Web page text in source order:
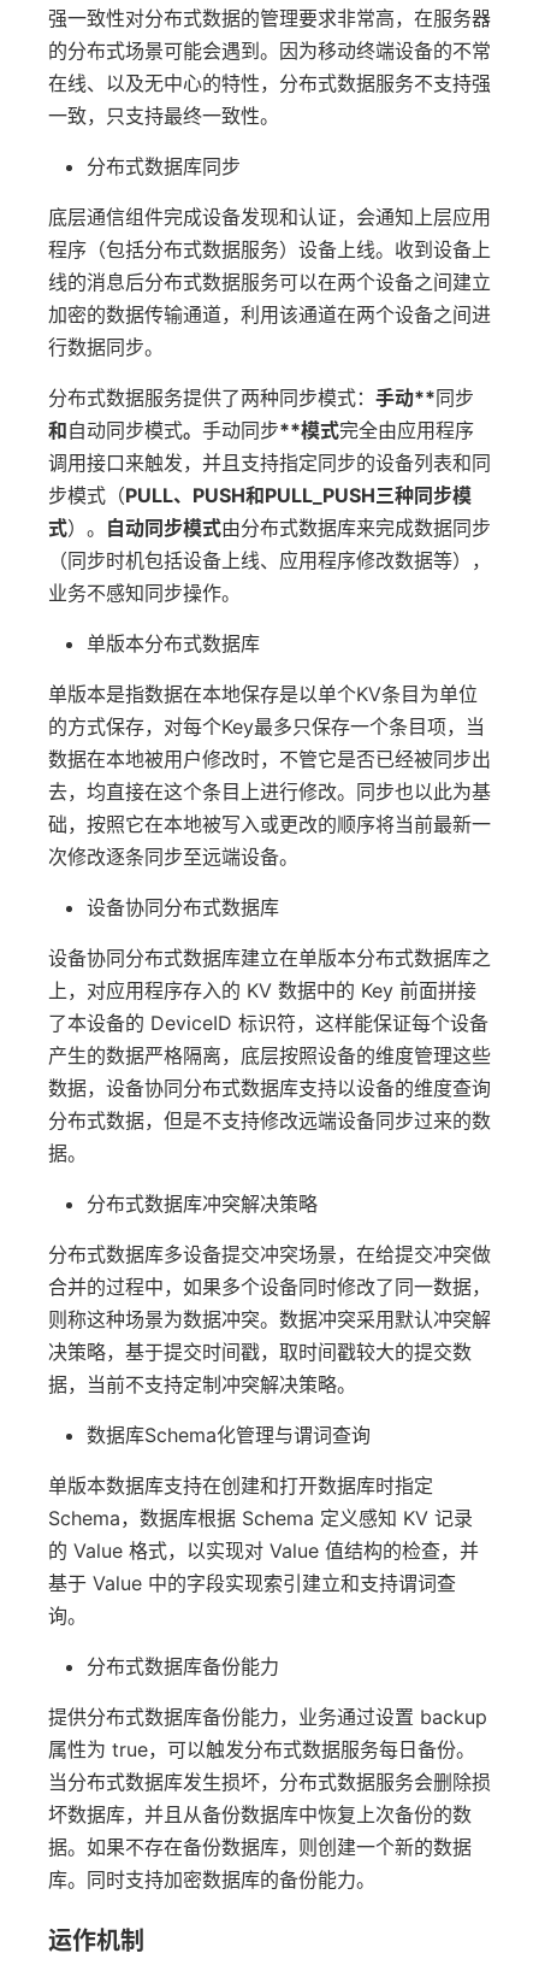
强一致性对分布式数据的管理要求非常高，在服务器
的分布式场景可能会遇到。因为移动终端设备的不常
在线、以及无中心的特性，分布式数据服务不支持强
一致，只支持最终一致性。
分布式数据库同步
底层通信组件完成设备发现和认证，会通知上层应用
程序（包括分布式数据服务）设备上线。收到设备上
线的消息后分布式数据服务可以在两个设备之间建立
加密的数据传输通道，利用该通道在两个设备之间进
行数据同步。
分布式数据服务提供了两种同步模式： 手动**同步
和自动同步模式。 手动同步**模式完全由应用程序
调用接口来触发，并且支持指定同步的设备列表和同
步模式（PULL、PUSH和PULL_PUSH三种同步模
式）。 自动同步模式由分布式数据库来完成数据同步
（同步时机包括设备上线、应用程序修改数据等），
业务不感知同步操作。
单版本分布式数据库
单版本是指数据在本地保存是以单个KV条目为单位
的方式保存，对每个Key最多只保存一个条目项，当
数据在本地被用户修改时，不管它是否已经被同步出
去，均直接在这个条目上进行修改。同步也以此为基
础，按照它在本地被写入或更改的顺序将当前最新一
次修改逐条同步至远端设备。
设备协同分布式数据库
设备协同分布式数据库建立在单版本分布式数据库之
上，对应用程序存入的 KV 数据中的 Key 前面拼接
了本设备的 DeviceID 标识符，这样能保证每个设备
产生的数据严格隔离，底层按照设备的维度管理这些
数据，设备协同分布式数据库支持以设备的维度查询
分布式数据，但是不支持修改远端设备同步过来的数
据。
分布式数据库冲突解决策略
分布式数据库多设备提交冲突场景，在给提交冲突做
合并的过程中，如果多个设备同时修改了同一数据，
则称这种场景为数据冲突。数据冲突采用默认冲突解
决策略，基于提交时间戳，取时间戳较大的提交数
据，当前不支持定制冲突解决策略。
数据库Schema化管理与谓词查询
单版本数据库支持在创建和打开数据库时指定
Schema，数据库根据 Schema 定义感知 KV 记录
的 Value 格式，以实现对 Value 值结构的检查，并
基于 Value 中的字段实现索引建立和支持谓词查
询。
分布式数据库备份能力
提供分布式数据库备份能力，业务通过设置 backup
属性为 true，可以触发分布式数据服务每日备份。
当分布式数据库发生损坏，分布式数据服务会删除损
坏数据库，并且从备份数据库中恢复上次备份的数
据。如果不存在备份数据库，则创建一个新的数据
库。同时支持加密数据库的备份能力。
运作机制